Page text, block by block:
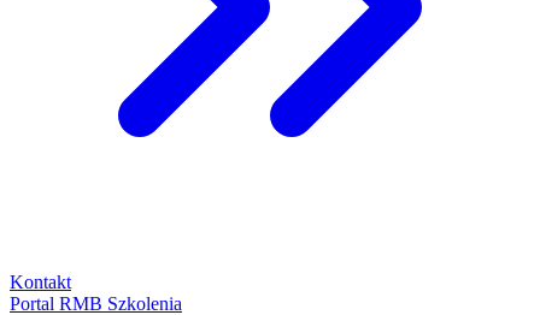
Kontakt
Portal RMB Szkolenia